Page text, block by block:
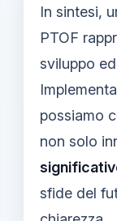
In sintesi,
PTOF
sviluppo
possiamo
non solo
sfide del